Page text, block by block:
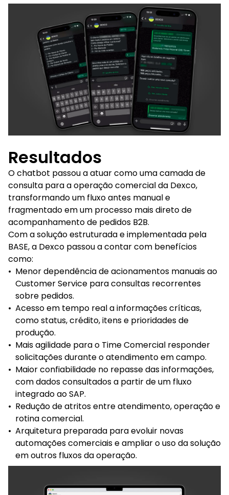
Resultados
O chatbot passou a atuar como uma camada de
consulta para a operação comercial da Dexco,
transformando um fluxo antes manual e
fragmentado em um processo mais direto de
acompanhamento de pedidos B2B.
Com a solução estruturada e implementada pela
BASE, a Dexco passou a contar com benefícios
como:
• Menor dependência de acionamentos manuais ao
Customer Service para consultas recorrentes
sobre pedidos.
• Acesso em tempo real a informações críticas,
como status, crédito, itens e prioridades de
produção.
• Mais agilidade para o Time Comercial responder
solicitações durante o atendimento em campo.
• Maior confiabilidade no repasse das informações,
com dados consultados a partir de um fluxo
integrado ao SAP.
• Redução de atritos entre atendimento, operação e
rotina comercial.
• Arquitetura preparada para evoluir novas
automações comerciais e ampliar o uso da solução
em outros fluxos da operação.